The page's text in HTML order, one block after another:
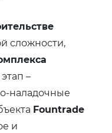
сложности,
–
наладочные
Fountrade
и